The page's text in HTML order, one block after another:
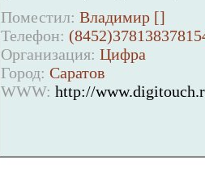
Поместил: Владимир []
Телефон:
Организация: Цифра
Город: Саратов
WWW: http://